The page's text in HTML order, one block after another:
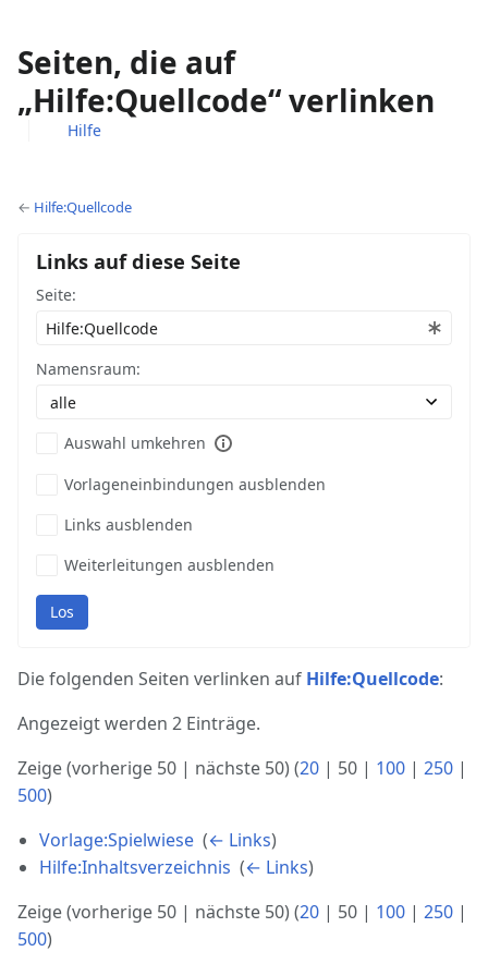
Seiten, die auf
„Hilfe:Quellcode“ verlinken
Hilfe
← Hilfe:Quellcode
Links auf diese Seite
Seite:
Namensraum:
Auswahl umkehren
Vorlageneinbindungen ausblenden
Links ausblenden
Weiterleitungen ausblenden
Los
Die folgenden Seiten verlinken auf Hilfe:Quellcode:
Angezeigt werden 2 Einträge.
Zeige (vorherige 50 | nächste 50) (20 | 50 | 100 | 250 |
500)
Vorlage:Spielwiese (← Links)
Hilfe:Inhaltsverzeichnis (← Links)
Zeige (vorherige 50 | nächste 50) (20 | 50 | 100 | 250 |
500)